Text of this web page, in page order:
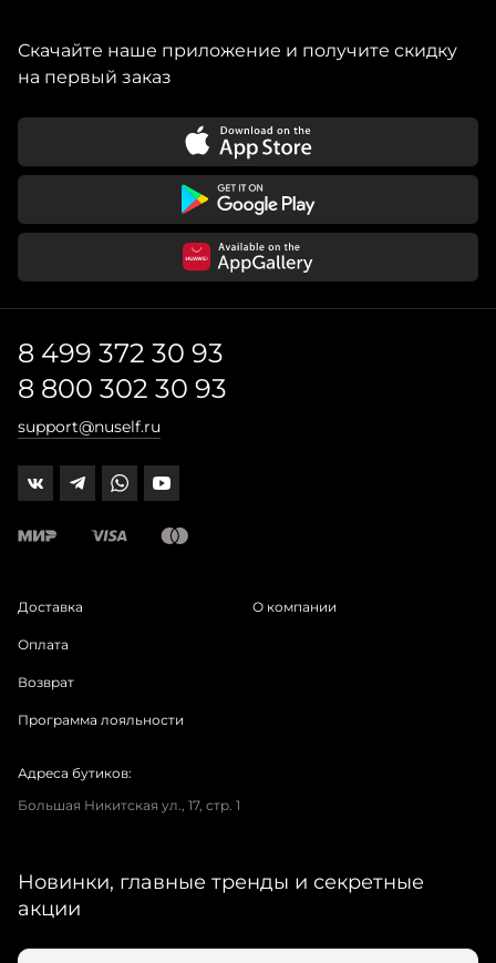
Скачайте наше приложение и получите скидку
на первый заказ
8 499 372 30 93
8 800 302 30 93
support@nuself.ru
Доставка
Оплата
Возврат
Программа лояльности
О компании
Адреса бутиков:
Большая Никитская ул., 17, стр. 1
Новинки, главные тренды и секретные
акции